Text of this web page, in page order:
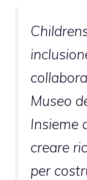
Museo
Insieme
creare
per